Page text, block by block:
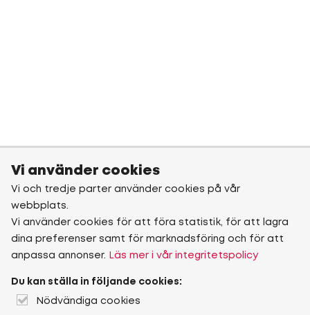
Vi använder cookies
Vi och tredje parter använder cookies på vår
webbplats.
Vi använder cookies för att föra statistik, för att lagra
dina preferenser samt för marknadsföring och för att
anpassa annonser.
Läs mer i vår integritetspolicy
Du kan ställa in följande cookies:
Nödvändiga cookies